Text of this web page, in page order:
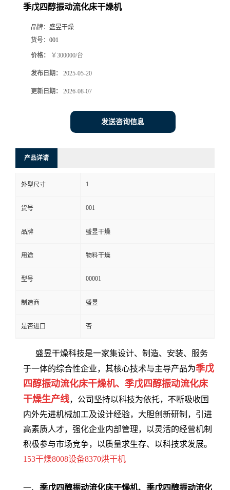
季戊四醇振动流化床干燥机
品牌： 盛昱干燥
货号： 001
价格： ￥300000/台
发布日期： 2025-05-20
更新日期： 2026-08-07
发送咨询信息
产品详请
外型尺寸 1
货号 001
品牌 盛昱干燥
用途 物料干燥
型号 00001
制造商 盛昱
是否进口 否
盛昱干燥科技是一家集设计、制造、安装、服务
于一体的综合性企业，其核心技术与主导产品为季戊
四醇振动流化床干燥机、季戊四醇振动流化床
干燥生产线，公司坚持以科技为依托，不断吸收国
内外先进机械加工及设计经验，大胆创新研制，引进
高素质人才，强化企业内部管理，以灵活的经营机制
积极参与市场竞争，以质量求生存、以科技求发展。
153干燥8008设备8370烘干机
一、 季戊四醇振动流化床干燥机、季戊四醇振动流化